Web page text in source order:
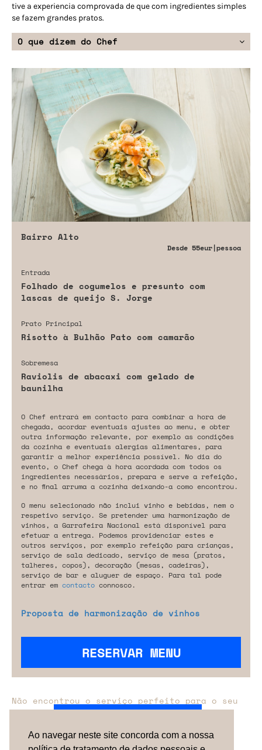
Ao navegar neste site concorda com a nossa
tive a experiencia comprovada de que com ingredientes simples
se fazem grandes pratos.
O que dizem do Chef
Bairro Alto
Desde 55eur|pessoa
Entrada
Folhado de cogumelos e presunto com
lascas de queijo S. Jorge
Prato Principal
Risotto à Bulhão Pato com camarão
Sobremesa
Raviolis de abacaxi com gelado de
baunilha
O Chef entrará em contacto para combinar a hora de
chegada, acordar eventuais ajustes ao menu, e obter
outra informação relevante, por exemplo as condições
da cozinha e eventuais alergias alimentares, para
garantir a melhor experiência possível. No dia do
evento, o Chef chega à hora acordada com todos os
ingredientes necessários, prepara e serve a refeição,
e no final arruma a cozinha deixando-a como encontrou.
O menu selecionado não inclui vinho e bebidas, nem o
respetivo serviço. Se pretender uma harmonização de
vinhos, a Garrafeira Nacional está disponível para
efetuar a entrega. Podemos providenciar estes e
outros serviços, por exemplo refeição para crianças,
serviço de sala dedicado, serviço de mesa (pratos,
talheres, copos), decoração (mesas, cadeiras),
serviço de bar e aluguer de espaço. Para tal pode
entrar em contacto connosco.
Proposta de harmonização de vinhos
RESERVAR MENU
Não encontrou o serviço perfeito para o seu
evento?
Entre em contacto connosco.